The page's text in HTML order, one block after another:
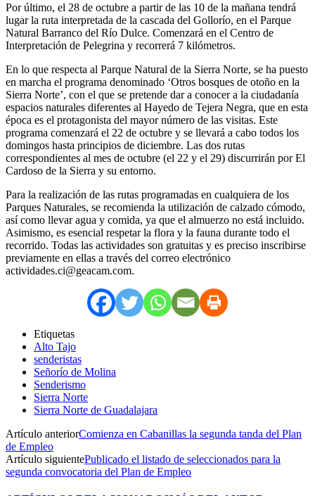
Por último, el 28 de octubre a partir de las 10 de la mañana tendrá
lugar la ruta interpretada de la cascada del Gollorío, en el Parque
Natural Barranco del Río Dulce. Comenzará en el Centro de
Interpretación de Pelegrina y recorrerá 7 kilómetros.
En lo que respecta al Parque Natural de la Sierra Norte, se ha puesto
en marcha el programa denominado ‘Otros bosques de otoño en la
Sierra Norte’, con el que se pretende dar a conocer a la ciudadanía
espacios naturales diferentes al Hayedo de Tejera Negra, que en esta
época es el protagonista del mayor número de las visitas. Este
programa comenzará el 22 de octubre y se llevará a cabo todos los
domingos hasta principios de diciembre. Las dos rutas
correspondientes al mes de octubre (el 22 y el 29) discurrirán por El
Cardoso de la Sierra y su entorno.
Para la realización de las rutas programadas en cualquiera de los
Parques Naturales, se recomienda la utilización de calzado cómodo,
así como llevar agua y comida, ya que el almuerzo no está incluido.
Asimismo, es esencial respetar la flora y la fauna durante todo el
recorrido. Todas las actividades son gratuitas y es preciso inscribirse
previamente en ellas a través del correo electrónico
actividades.ci@geacam.com.
Etiquetas
Alto Tajo
senderistas
Señorío de Molina
Senderismo
Sierra Norte
Sierra Norte de Guadalajara
Artículo anteriorComienza en Cabanillas la segunda tanda del Plan
de Empleo
Artículo siguientePublicado el listado de seleccionados para la
segunda convocatoria del Plan de Empleo